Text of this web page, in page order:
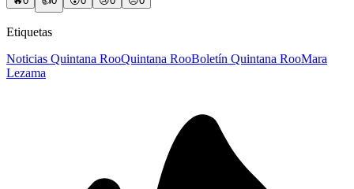
Etiquetas
Noticias Quintana RooQuintana RooBoletín Quintana RooMara
Lezama